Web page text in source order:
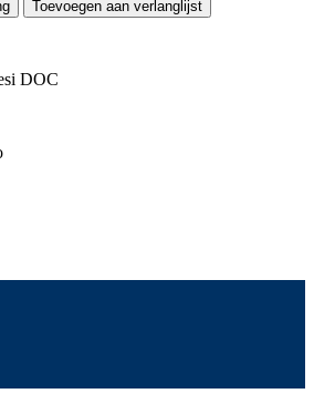
Toevoegen aan verlanglijst
DOC